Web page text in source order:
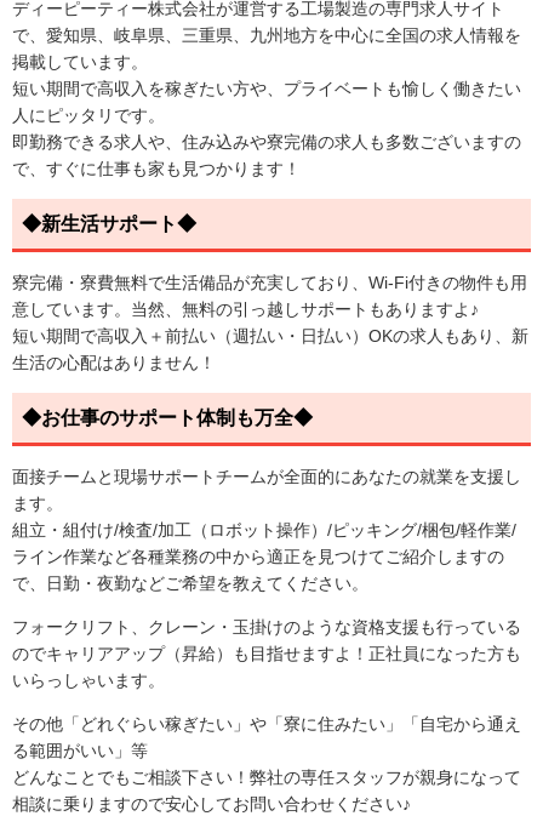
ディーピーティー株式会社が運営する工場製造の専門求人サイト
で、愛知県、岐阜県、三重県、九州地方を中心に全国の求人情報を
掲載しています。
短い期間で高収入を稼ぎたい方や、プライベートも愉しく働きたい
人にピッタリです。
即勤務できる求人や、住み込みや寮完備の求人も多数ございますの
で、すぐに仕事も家も見つかります！
◆新生活サポート◆
寮完備・寮費無料で生活備品が充実しており、Wi-Fi付きの物件も用
意しています。当然、無料の引っ越しサポートもありますよ♪
短い期間で高収入＋前払い（週払い・日払い）OKの求人もあり、新
生活の心配はありません！
◆お仕事のサポート体制も万全◆
面接チームと現場サポートチームが全面的にあなたの就業を支援し
ます。
組立・組付け/検査/加工（ロボット操作）/ピッキング/梱包/軽作業/
ライン作業など各種業務の中から適正を見つけてご紹介しますの
で、日勤・夜勤などご希望を教えてください。
フォークリフト、クレーン・玉掛けのような資格支援も行っている
のでキャリアアップ（昇給）も目指せますよ！正社員になった方も
いらっしゃいます。
その他「どれぐらい稼ぎたい」や「寮に住みたい」「自宅から通え
る範囲がいい」等
どんなことでもご相談下さい！弊社の専任スタッフが親身になって
相談に乗りますので安心してお問い合わせください♪